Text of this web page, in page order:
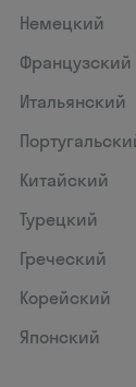
Немецкий
Французский
Итальянский
Китайский
Турецкий
Греческий
Корейский
Японский